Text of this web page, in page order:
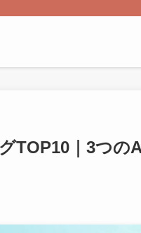
TOP10｜3つの